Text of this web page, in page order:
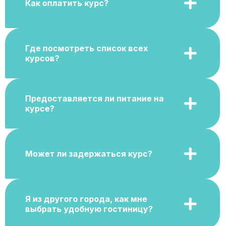
Как оплатить курс?
Где посмотреть список всех
курсов?
Предоставляется ли питание на
курсе?
Может ли задержаться курс?
Я из другого города, как мне
выбрать удобную гостиницу?